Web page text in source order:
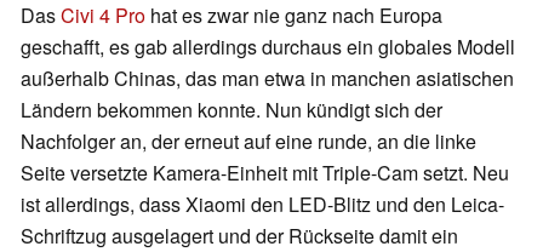
DasCivi 4 Pro hat es zwar nie ganz nach Europa
geschafft, es gab allerdings durchaus ein globales Modell
außerhalb Chinas, das man etwa in manchen asiatischen
Ländern bekommen konnte. Nun kündigt sich der
Nachfolger an, der erneut auf eine runde, an die linke
Seite versetzte Kamera-Einheit mit Triple-Cam setzt. Neu
ist allerdings, dass Xiaomi den LED-Blitz und den Leica-
Schriftzug ausgelagert und der Rückseite damit ein